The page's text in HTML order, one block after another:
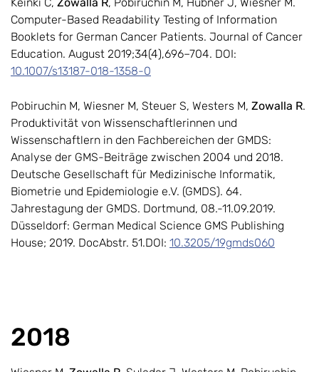
Computer-Based Readability Testing of Information
Booklets for German Cancer Patients. Journal of Cancer
Education. August 2019;34(4),696–704. DOI:
10.1007/s13187-018-1358-0
Pobiruchin M, Wiesner M, Steuer S, Westers M, Zowalla R.
Produktivität von Wissenschaftlerinnen und
Wissenschaftlern in den Fachbereichen der GMDS:
Analyse der GMS-Beiträge zwischen 2004 und 2018.
Deutsche Gesellschaft für Medizinische Informatik,
Biometrie und Epidemiologie e.V. (GMDS). 64.
Jahrestagung der GMDS. Dortmund, 08.-11.09.2019.
Düsseldorf: German Medical Science GMS Publishing
House; 2019. DocAbstr. 51.DOI: 10.3205/19gmds060
2018